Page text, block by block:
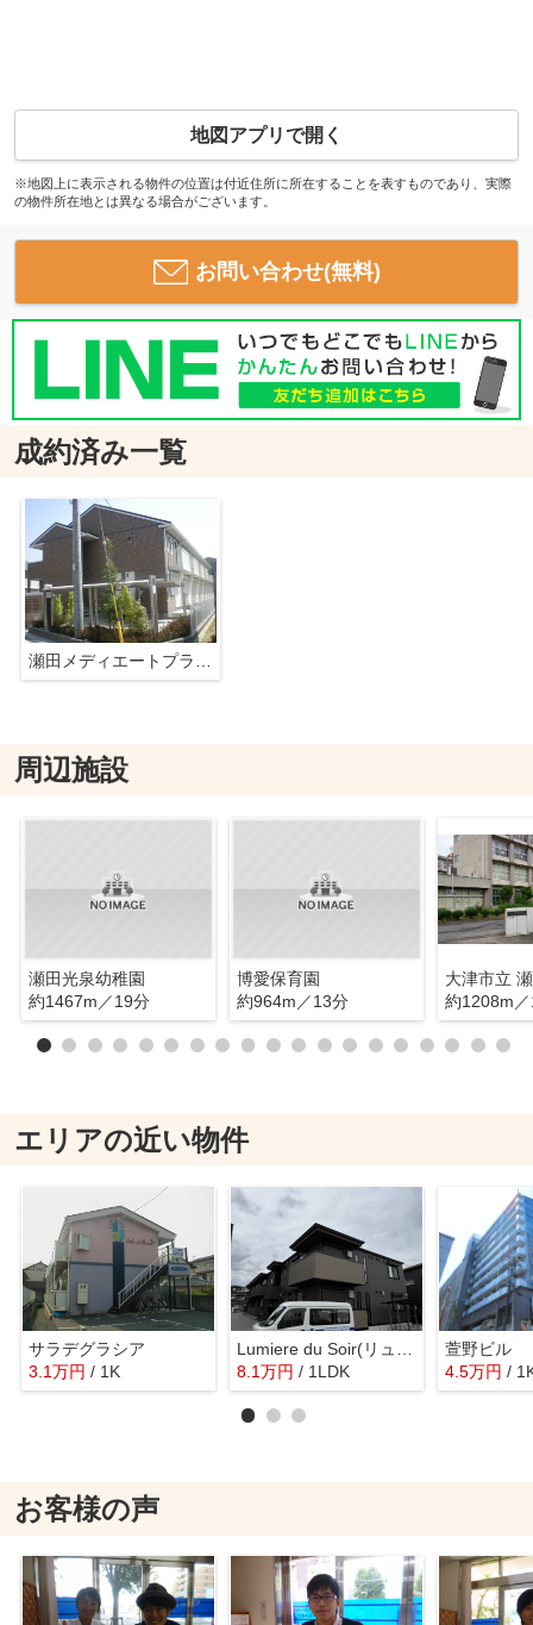
地図アプリで開く
※地図上に表示される物件の位置は付近住所に所在することを表すものであり、実際
の物件所在地とは異なる場合がございます。
お問い合わせ(無料)
成約済み一覧
周辺施設
瀬田光泉幼稚園
約1467m／19分
博愛保育園
約964m／13分
大津市立
約1208m
エリアの近い物件
サラデグラシア
3.1万円 / 1K
8.1万円 / 1LDK
萱野ビル
4.5万円 /
お客様の声